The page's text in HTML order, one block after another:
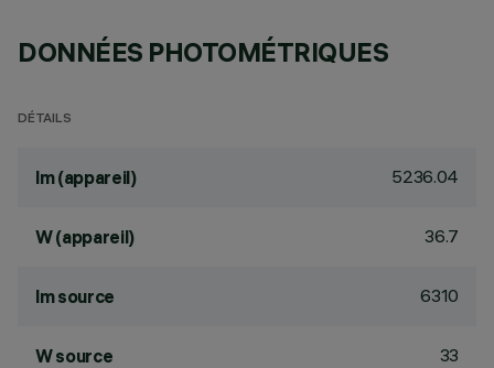
DONNÉES PHOTOMÉTRIQUES
DÉTAILS
lm (appareil) 5236.04
W (appareil) 36.7
lm source 6310
W source 33